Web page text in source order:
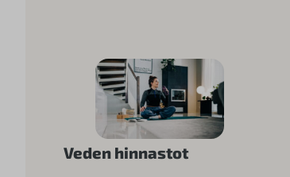
Veden hinnastot